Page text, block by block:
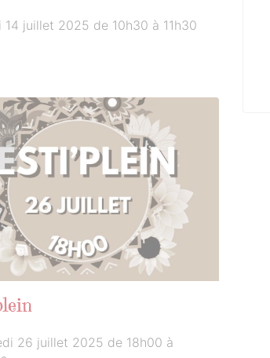
14 juillet 2025 de 10h30 à 11h30
26 juillet 2025 de 18h00 à